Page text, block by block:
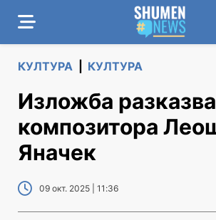
КУЛТУРА КУЛТУРА
Изложба
композитора
Яначек
09 окт. 2025 | 11:36